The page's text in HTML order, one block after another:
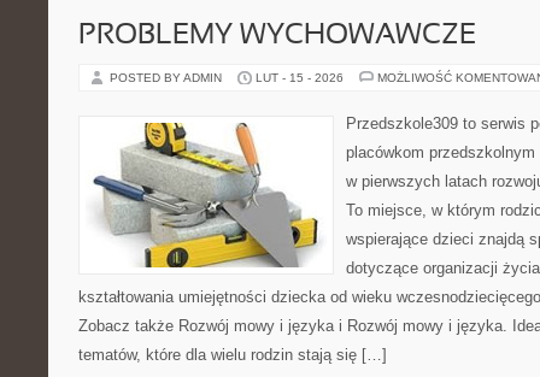
PROBLEMY WYCHOWAWCZE
POSTED BY ADMIN LUT - 15 - 2026 MOŻLIWOŚĆ
Przedszkole309 to serwis
placówkom
w pierwszych latach
To miejsce, w którym
wspierające dzieci znajdą
dotyczące organizacji
kształtowania umiejętności dziecka od wieku
Zobacz także Rozwój mowy i języka i Rozwój mowy i języka.
tematów, które dla wielu rodzin stają się […]